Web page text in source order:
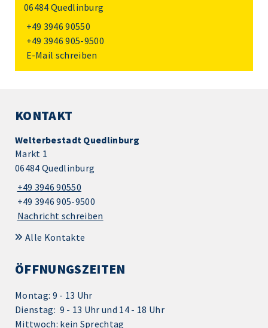
06484 Quedlinburg
+49 3946 90550
+49 3946 905-9500
E-Mail schreiben
KONTAKT
Welterbestadt Quedlinburg
Markt 1
06484 Quedlinburg
+49 3946 90550
+49 3946 905-9500
Nachricht schreiben
Alle Kontakte
ÖFFNUNGSZEITEN
Montag: 9 - 13 Uhr
Dienstag: 9 - 13 Uhr und 14 - 18 Uhr
Mittwoch: kein Sprechtag